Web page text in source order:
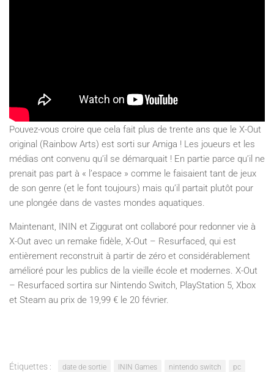
Pouvez-vous croire que cela fait plus de trente ans que le X-Out
original (Rainbow Arts) est sorti sur Amiga ! Les joueurs et les
médias ont convenu qu’il se démarquait ! En partie parce qu’il ne
prenait pas part à « l’espace » comme le faisaient tant de jeux
de son genre (et le font toujours) mais qu’il partait plutôt pour
une plongée dans de vastes mondes aquatiques.
Maintenant, ININ et Ziggurat ont collaboré pour redonner vie à
X-Out avec un remake fidèle, X-Out – Resurfaced, qui est
entièrement reconstruit à partir de zéro et considérablement
amélioré pour les publics de la vieille école et modernes. X-Out
– Resurfaced sortira sur Nintendo Switch, PlayStation 5, Xbox
et Steam au prix de 19,99 € le 20 février.
Étiquettes : date de sortie ININ Games nintendo switch
pc